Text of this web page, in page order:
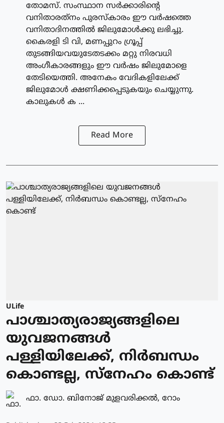
തോമസ്. സംസ്ഥാന സര്‍ക്കാരിന്റെ
വനിതാരത്‌നം പുരസ്‌കാരം ഈ വര്‍ഷത്തെ
വനിതാദിനത്തില്‍ ജിലുമോള്‍ക്കു ലഭിച്ചു.
കൈരളി ടി വി, മണപ്പുറം ഗ്രൂപ്പ്
തുടങ്ങിയവയുടേതടക്കം മറ്റു നിരവധി
അംഗീകാരങ്ങളും ഈ വര്‍ഷം ജിലുമോളെ
തേടിയെത്തി. അനേകം വേദികളിലേക്ക്
ജിലുമോള്‍ ക്ഷണിക്കപ്പെടുകയും ചെയ്യുന്നു.
കാലുകള്‍ ക ...
Read More
ULife
പാശ്ചാത്യരാജ്യങ്ങളിലെ
യുവജനങ്ങള്‍
പള്ളിയിലേക്ക്, നിര്‍ബന്ധം
കൊണ്ടല്ല, സ്‌നേഹം കൊണ്ട്
ഫാ. ഡോ. ബിനോജ് മുളവരിക്കല്‍, റോം